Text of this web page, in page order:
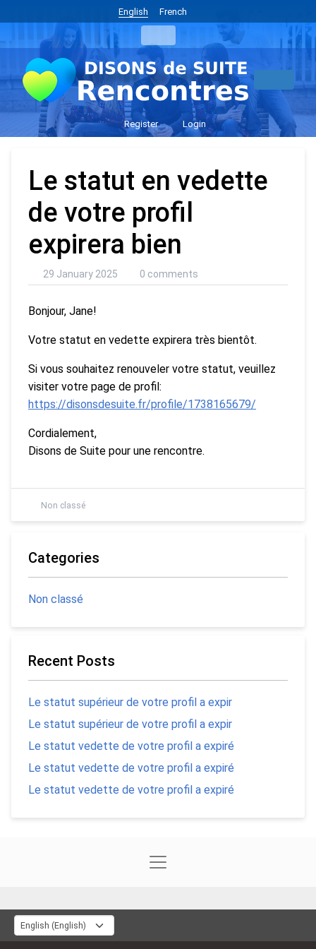
English French
Register Login
Le statut en vedette
de votre profil
expirera bien
29 January 2025 0 comments
Bonjour, Jane!
Votre statut en vedette expirera très bientôt.
Si vous souhaitez renouveler votre statut, veuillez
visiter votre page de profil:
https://disonsdesuite.fr/profile/1738165679/
Cordialement,
Disons de Suite pour une rencontre.
Non classé
Categories
Non classé
Recent Posts
Le statut supérieur de votre profil a expir
Le statut supérieur de votre profil a expir
Le statut vedette de votre profil a expiré
Le statut vedette de votre profil a expiré
Le statut vedette de votre profil a expiré